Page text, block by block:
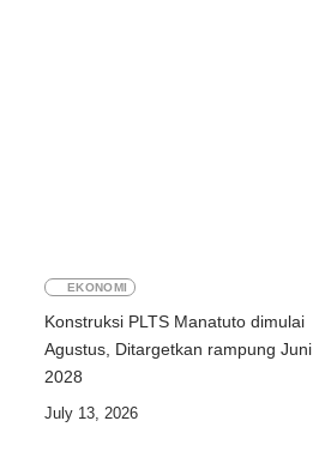
EKONOMI
Konstruksi PLTS Manatuto dimulai
Agustus, Ditargetkan rampung Juni
July 13, 2026